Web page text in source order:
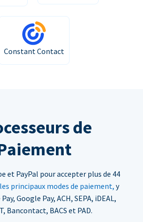
Constant Contact
de
et PayPal pour accepter plus de 44
principaux modes de paiement, y
Google Pay, ACH, SEPA, iDEAL,
Bancontact, BACS et PAD.